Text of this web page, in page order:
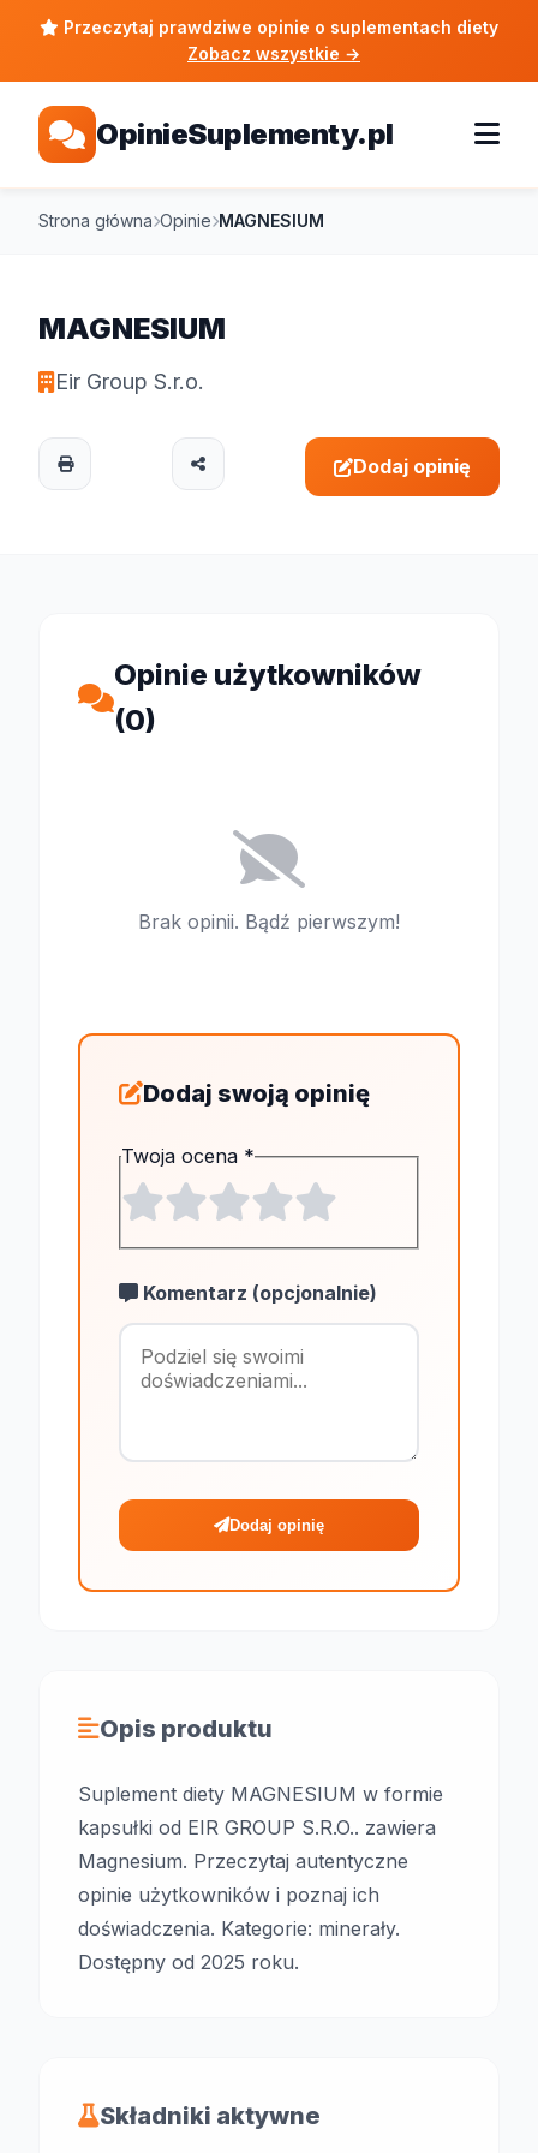
Przeczytaj prawdziwe opinie o suplementach diety
Zobacz wszystkie →
OpinieSuplementy.pl
Strona główna Opinie MAGNESIUM
MAGNESIUM
Eir Group S.r.o.
Dodaj opinię
Opinie użytkowników
(0)
Brak opinii. Bądź pierwszym!
Dodaj swoją opinię
Twoja ocena *
Komentarz (opcjonalnie)
Maksymalnie
Dodaj opinię
Opis produktu
Suplement diety MAGNESIUM w formie
kapsułki od EIR GROUP S.R.O.. zawiera
Magnesium. Przeczytaj autentyczne
opinie użytkowników i poznaj ich
doświadczenia. Kategorie: minerały.
Dostępny od 2025 roku.
Składniki aktywne